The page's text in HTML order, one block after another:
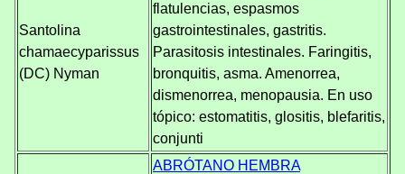
Santolina
chamaecyparissus
(DC) Nyman
flatulencias, espasmos
gastrointestinales, gastritis.
Parasitosis intestinales. Faringitis,
bronquitis, asma. Amenorrea,
dismenorrea, menopausia. En uso
tópico: estomatitis, glositis, blefaritis,
conjunti
ABRÓTANO HEMBRA